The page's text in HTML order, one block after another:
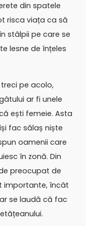
din spatele
risca viața ca să
stâlpii pe care se
lesne de înțeles
pe acolo,
ar fi unele
ești femeie. Asta
fac sălaș niște
oamenii care
în zonă. Din
preocupat de
importante, încât
se laudă că fac